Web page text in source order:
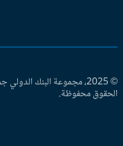
© 2025، مجموعة البنك الدولي جميع
محفوظة.